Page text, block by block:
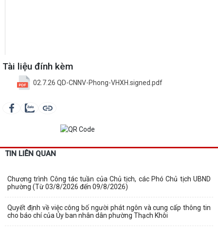
Tài liệu đính kèm
02.7.26 QD-CNNV-Phong-VHXH.signed.pdf
TIN LIÊN QUAN
Chương trình Công tác tuần của Chủ tịch, các Phó Chủ tịch UBND
phường (Từ 03/8/2026 đến 09/8/2026)
Quyết định về việc công bố người phát ngôn và cung cấp thông tin
cho báo chí của Ủy ban nhân dân phường Thạch Khôi